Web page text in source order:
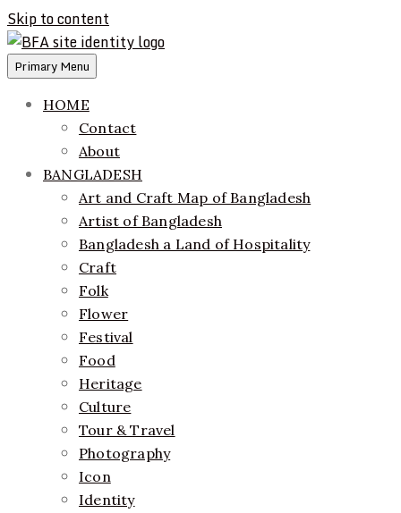
Skip to content
Bangladesh Fashion Archive
ethics + aesthetics = sustainable fashion
Primary Menu
HOME
Contact
About
BANGLADESH
Art and Craft Map of Bangladesh
Artist of Bangladesh
Bangladesh a Land of Hospitality
Craft
Folk
Flower
Festival
Food
Heritage
Culture
Tour & Travel
Photography
Icon
Identity